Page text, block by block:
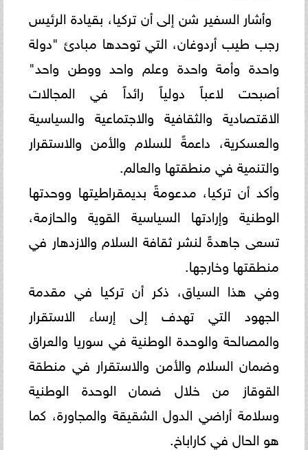
وأشار السفير شن إلى أن تركيا، بقيادة الرئيس
رجب طيب أردوغان، التي توحدها مبادئ "دولة
واحدة وأمة واحدة وعلم واحد ووطن واحد"
أصبحت لاعباً دولياً رائداً في المجالات
الاقتصادية والثقافية والاجتماعية والسياسية
والعسكرية، داعمةً للسلام والأمن والاستقرار
والتنمية في منطقتها والعالم.
وأكد أن تركيا، مدعومةً بديمقراطيتها ووحدتها
الوطنية وإرادتها السياسية القوية والحازمة،
تسعى جاهدةً لنشر ثقافة السلام والازدهار في
منطقتها وخارجها.
وفي هذا السياق، ذكر أن تركيا في مقدمة
الجهود التي تهدف إلى إرساء الاستقرار
والمصالحة والوحدة الوطنية في سوريا والعراق
وضمان السلام والأمن والاستقرار في منطقة
القوقاز من خلال ضمان الوحدة الوطنية
وسلامة أراضي الدول الشقيقة والمجاورة، كما
هو الحال في كاراباخ.